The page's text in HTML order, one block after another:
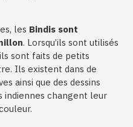
les Bindis sont
. Lorsqu’ils sont utilisés
sont faits de petits
Ils existent dans de
ainsi que des dessins
indiennes changent leur